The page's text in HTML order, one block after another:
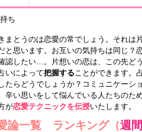
ち
まとうのは恋愛の常でしょう。それは
と思います。お互いの気持ちは同じ？
認したい…。片想いの恋は、この先ど
いによって把握することができます。
たらどうでしょうか？コミュニケーシ
辛い思いをして悩んでいる人たちのた
が恋愛テクニックを伝授いたします。
論一覧 ランキング（週間